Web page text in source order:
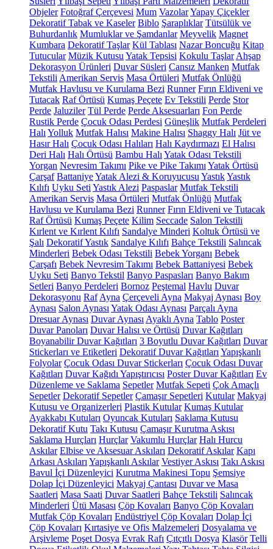
Objeler Fotoğraf Çerçevesi Mum VazolarYapay Çiçekler
Dekoratif Tabak ve Kaseler Biblo Şaraplıklar Tütsülük ve
Buhurdanlık Mumluklar ve Şamdanlar Meyvelik Magnet
Kumbara Dekoratif Taşlar Kül Tablası Nazar Boncuğu Kitap
Tutucular Müzik Kutusu Yatak Tepsisi Kokulu Taşlar Ahşap
Dekorasyon Ürünleri Duvar Süsleri Cansız Manken Mutfak
Tekstili Amerikan Servis Masa Örtüleri Mutfak Önlüğü
Mutfak Havlusu ve Kurulama Bezi Runner Fırın Eldiveni ve
Tutacak Raf Örtüsü Kumaş Peçete Ev Tekstili Perde Stor
Perde Jaluziler Tül Perde Perde Aksesuarları Fon Perde
Rustik Perde Çocuk Odası Perdesi Güneşlik Mutfak Perdeleri
Halı Yolluk Mutfak Halısı Makine Halısı Shaggy Halı Jüt ve
Hasır Halı Çocuk Odası Halıları Halı Kaydırmazı El Halısı
Deri Halı Halı Örtüsü Bambu Halı Yatak Odası Tekstili
Yorgan Nevresim Takımı Pike ve Pike Takımı Yatak Örtüsü
Çarşaf BattaniyeYatak Alezi & Koruyucusu YastıkYastık
Kılıfı Uyku Seti Yastık Alezi Paspaslar Mutfak Tekstili
Amerikan Servis Masa Örtüleri Mutfak Önlüğü Mutfak
Havlusu ve Kurulama Bezi Runner Fırın Eldiveni ve Tutacak
Raf Örtüsü Kumaş Peçete Kilim Seccade Salon Tekstili
Kırlent ve Kırlent Kılıfı Sandalye Minderi Koltuk Örtüsü ve
Şalı Dekoratif Yastık Sandalye Kılıfı Bahçe Tekstili Salıncak
Minderleri Bebek Odası Tekstili Bebek Yorganı Bebek
Çarşafı Bebek Nevresim Takımı Bebek Battaniyesi Bebek
Uyku Seti Banyo Tekstil Banyo Paspasları Banyo Bakım
Setleri Banyo Perdeleri Bornoz Peştemal Havlu Duvar
Dekorasyonu Raf Ayna Çerçeveli Ayna Makyaj Aynası Boy
Aynası Salon Aynası Yatak Odası Aynası Parçalı Ayna
Dresuar Aynası Duvar Aynası Ayaklı Ayna Tablo Poster
Duvar Panoları Duvar Halısı ve Örtüsü Duvar Kağıtları
Boyanabilir Duvar Kağıtları 3 Boyutlu Duvar Kağıtları Duvar
Stickerları ve Etiketleri Dekoratif Duvar Kağıtları Yapışkanlı
Folyolar Çocuk Odası Duvar Stickerları Çocuk Odası Duvar
Kağıtları Duvar Kağıdı Yapıştırıcısı Poster Duvar Kağıtları Ev
Düzenleme ve Saklama Sepetler Mutfak Sepeti Çok Amaçlı
Sepetler Dekoratif Sepetler Çamaşır Sepetleri Kutular Makyaj
Kutusu ve Organizerleri Plastik Kutular Kumaş Kutular
Ayakkabı Kutuları Oyuncak Kutuları Saklama Kutusu
Dekoratif Kutu Takı Kutusu Çamaşır Kurutma Askısı
Saklama Hurçları Hurçlar Vakumlu Hurçlar Halı Hurcu
Askılar Elbise ve Aksesuar Askıları Dekoratif Askılar Kapı
Arkası Askıları Yapışkanlı Askılar Vestiyer Askısı Takı Askısı
Bavul İçi Düzenleyici Kurutma Makinesi Topu Şemsiye
Dolap İçi Düzenleyici Makyaj Çantası Duvar ve Masa
Saatleri Masa Saati Duvar Saatleri Bahçe Tekstili Salıncak
Minderleri Ütü Masası Çöp Kovaları Banyo Çöp Kovaları
Mutfak Çöp Kovaları Endüstriyel Çöp Kovaları Dolap İçi
Çöp Kovaları Kırtasiye ve Ofis Malzemeleri Dosyalama ve
Arşivleme Poşet Dosya Evrak Rafı Çıtçıtlı Dosya Klasör Telli